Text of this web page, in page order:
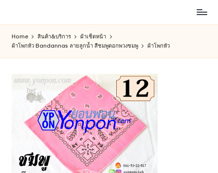
content
สินค้า
Home สินค้า&บริการ
ผ้าเช็ดหน้า
ผ้าโพกหัว Bandannas ลายลูกน้ำ สีชมพูดอกพวงชมพู
ผ้าโพกหัว